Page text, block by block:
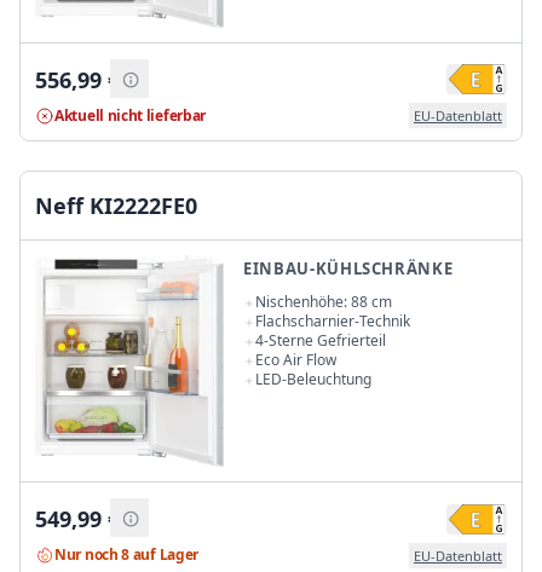
556,99 €
Aktuell nicht lieferbar EU-Datenblatt
Neff KI2222FE0
EINBAU-KÜHLSCHRÄNKE
Nischenhöhe: 88 cm
Flachscharnier-Technik
4-Sterne Gefrierteil
Eco Air Flow
LED-Beleuchtung
549,99 €
Nur noch 8 auf Lager EU-Datenblatt